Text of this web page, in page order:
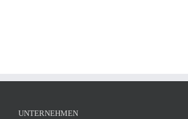
UNTERNEHMEN